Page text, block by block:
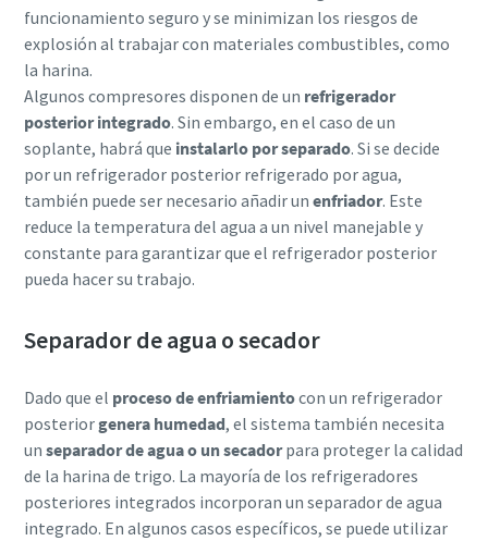
funcionamiento seguro y se minimizan los riesgos de
explosión al trabajar con materiales combustibles, como
la harina.
Algunos compresores disponen de un refrigerador
posterior integrado. Sin embargo, en el caso de un
soplante, habrá que instalarlo por separado. Si se decide
por un refrigerador posterior refrigerado por agua,
también puede ser necesario añadir un enfriador. Este
reduce la temperatura del agua a un nivel manejable y
constante para garantizar que el refrigerador posterior
pueda hacer su trabajo.
Separador de agua o secador
Dado que el proceso de enfriamientocon un refrigerador
posteriorgenera humedad, el sistema también necesita
un separador de agua o un secadorpara proteger la calidad
de la harina de trigo. La mayoría de los refrigeradores
posteriores integrados incorporan un separador de agua
integrado. En algunos casos específicos, se puede utilizar